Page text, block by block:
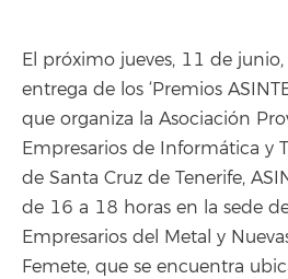
El próximo jueves, 11 de
entrega de los ‘Premios
que organiza la Asociación
Empresarios de Informática y
de Santa Cruz de Tenerife,
de 16 a 18 horas en la sede
Empresarios del Metal y
Femete, que se encuentra